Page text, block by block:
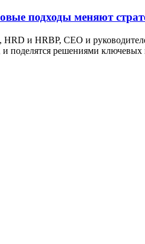
подходы меняют
HRD и HRBP, СЕО и
поделятся решениями ключевых